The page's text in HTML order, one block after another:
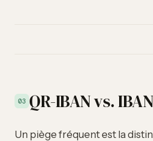
03 QR-IBAN vs.
Un piège fréquent est la